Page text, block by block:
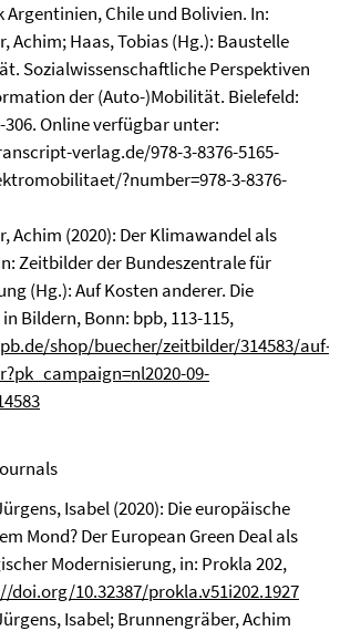
Chile und Bolivien. In:
Achim; Haas, Tobias (Hg.): Baustelle
Sozialwissenschaftliche Perspektiven
der (Auto-)Mobilität. Bielefeld:
Online verfügbar unter:
verlag.de/978-3-8376-5165-
?number=978-3-8376-
Achim (2020): Der Klimawandel als
Zeitbilder der Bundeszentrale für
(Hg.): Auf Kosten anderer. Die
Bildern, Bonn: bpb, 113-115,
shop/buecher/zeitbilder/314583/auf-
09-
Isabel (2020): Die europäische
Mond? Der European Green Deal als
Modernisierung, in: Prokla 202,
doi.org/10.32387/prokla.v51i202.1927
Isabel; Brunnengräber, Achim